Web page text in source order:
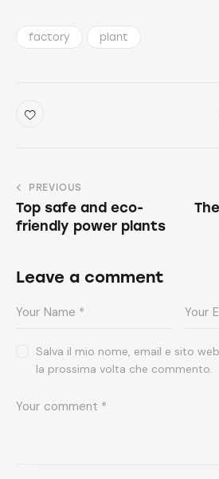
factory plant
PREVIOUS
Top safe and eco-
friendly power plants
Leave a comment
Salva il mio nome, email e sito
la prossima volta che commento.